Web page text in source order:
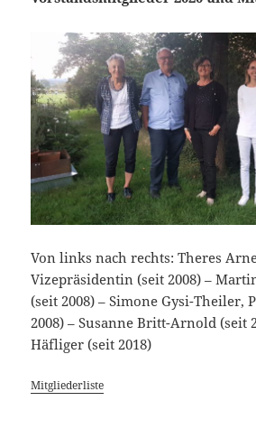
Von links nach rechts: Theres
Vizepräsidentin (seit 2008) –
(seit 2008) – Simone Gysi-Theiler,
2008) – Susanne Britt-Arnold (seit
Häfliger (seit 2018)
Mitgliederliste